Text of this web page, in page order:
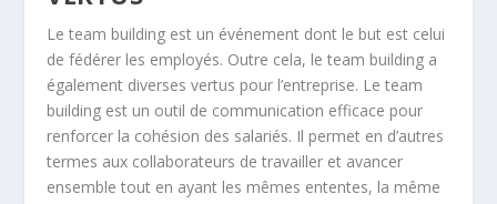
Le team building est un événement dont le but est celui
de fédérer les employés. Outre cela, le team building a
également diverses vertus pour l’entreprise. Le team
building est un outil de communication efficace pour
renforcer la cohésion des salariés. Il permet en d’autres
termes aux collaborateurs de travailler et avancer
ensemble tout en ayant les mêmes ententes, la même